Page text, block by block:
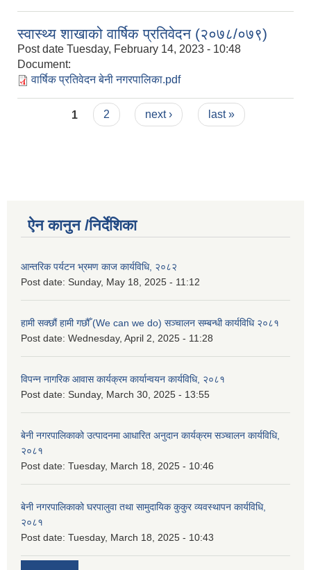
स्वास्थ्य शाखाको वार्षिक प्रतिवेदन (२०७८/०७९)
Post date Tuesday, February 14, 2023 - 10:48
Document:
वार्षिक प्रतिवेदन बेनी नगरपालिका.pdf
Pages
1 2 next › last »
ऐन कानुन /निर्देशिका
आन्तरिक पर्यटन भ्रमण काज कार्यविधि, २०८२
Post date: Sunday, May 18, 2025 - 11:12
हामी सक्छौं हामी गछौँ (We can we do) सञ्चालन सम्बन्धी कार्यविधि २०८१
Post date: Wednesday, April 2, 2025 - 11:28
विपन्न नागरिक आवास कार्यक्रम कार्यान्वयन कार्यविधि, २०८१
Post date: Sunday, March 30, 2025 - 13:55
बेनी नगरपालिकाको उत्पादनमा आधारित अनुदान कार्यक्रम सञ्‍चालन कार्यविधि,
२०८१
Post date: Tuesday, March 18, 2025 - 10:46
बेनी नगरपालिकाको घरपालुवा तथा सामुदायिक कुकुर व्यवस्थापन कार्यविधि,
२०८१
Post date: Tuesday, March 18, 2025 - 10:43